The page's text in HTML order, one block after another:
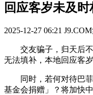
回应客岁未及
2025-12-27 06:21
交友骗子，归天后不
无法填补，本地回应客
同时，若何对待巴菲
基金会捐赠」？将加快